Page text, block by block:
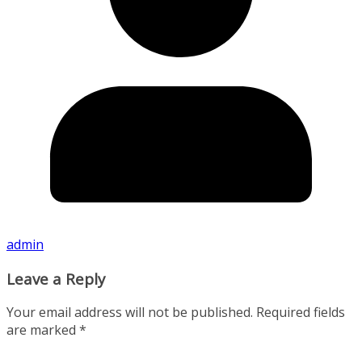
admin
Leave a Reply
Your email address will not be published. Required fields
are marked *